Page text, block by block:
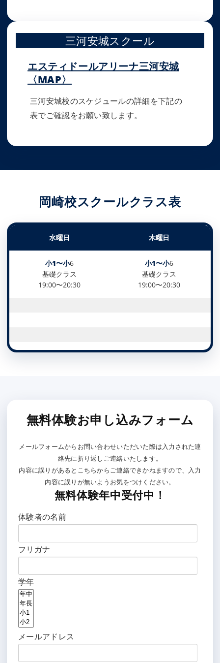
三河安城スクール
エスティドールアリーナ三河安城
〈MAP〉
三河安城校のスケジュールの詳細を下記の
表でご確認をお願い致します。
岡崎校スクールクラス表
水曜日 木曜日
小1〜小6
基礎クラス
19:00〜20:30
小1〜小6
基礎クラス
19:00〜20:30
無料体験お申し込みフォーム
メールフォームからお問い合わせいただいた際は入力された連
絡先に折り返しご連絡いたします。
内容に誤りがあるとこちらからご連絡できかねますので、入力
内容に誤りが無いようお気をつけください。
無料体験年中受付中！
体験者の名前
フリガナ
学年
メールアドレス